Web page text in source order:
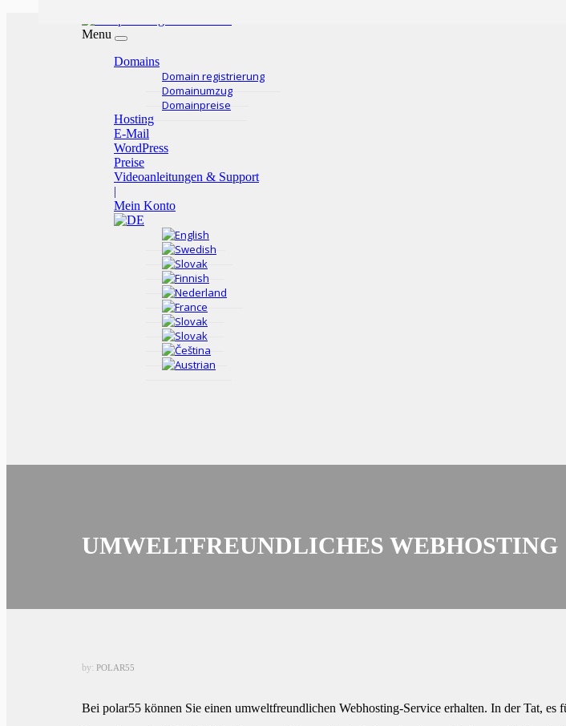
Menu
Domains
Domain registrierung
Domainumzug
Domainpreise
Hosting
E-Mail
WordPress
Preise
Videoanleitungen & Support
|
Mein Konto
UMWELTFREUNDLICHES WEBHOSTING
by: POLAR55
Bei polar55 können Sie einen umweltfreundlichen Webhosting-Service erhalten. In der Tat,